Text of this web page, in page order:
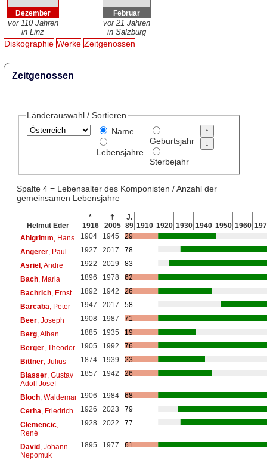
Dezember
vor 110 Jahren
in Linz
Februar
vor 21 Jahren
in Salzburg
Diskographie Werke Zeitgenossen
Zeitgenossen
Länderauswahl / Sortieren
Name
Lebensjahre
Geburtsjahr
Sterbejahr
Spalte 4 = Lebensalter des Komponisten / Anzahl der
gemeinsamen Lebensjahre
Helmut Eder
*
1916
†
2005
J.
89 1910 1920 1930 1940 1950 1960
Ahlgrimm , Hans 1904 1945
29
Angerer, Paul 1927 2017
78
Asriel, Andre 1922 2019
83
Bach, Maria 1896 1978
62
Bachrich, Ernst 1892 1942
26
Barcaba , Peter 1947 2017
58
Beer, Joseph 1908 1987
71
Berg, Alban 1885 1935
19
Berger, Theodor 1905 1992
76
Bittner, Julius 1874 1939
23
Blasser, Gustav
Adolf Josef
1857 1942 26
Bloch, Waldemar 1906 1984
68
Cerha , Friedrich 1926 2023
79
Clemencic,
René
1928 2022 77
David, Johann
Nepomuk
1895 1977 61